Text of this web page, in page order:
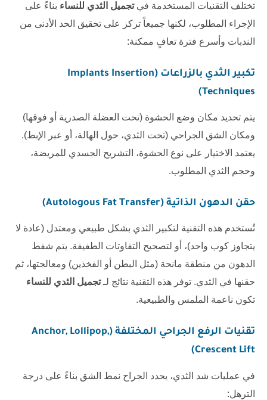
تختلف التقنيات المستخدمة فيتجميل الثدي للنساء بناءً على
الإجراء المطلوب، لكنها جميعاً تركز على تحقيق الحد الأدنى من
الندبات وأسرع فترة تعافٍ ممكنة:
تكبير الثدي بالزراعات (Implants Insertion
Techniques)
يتم تحديد مكان وضع الحشوة (تحت العضلة الصدرية أو فوقها)
ومكان الشق الجراحي (تحت الثدي، حول الهالة، أو عبر الإبط).
يعتمد الاختيار على نوع الحشوة، التشريح الجسدي للمريضة،
وحجم الثدي المطلوب.
حقن الدهون الذاتية (Autologous Fat Transfer)
تُستخدم هذه التقنية لتكبير الثدي بشكل طبيعي ومعتدل (عادة لا
يتجاوز كوب واحد)، أو لتصحيح التفاوتات الطفيفة. يتم شفط
الدهون من منطقة مانحة (مثل البطن أو الفخذين) ومعالجتها، ثم
حقنها في الثدي. توفر هذه التقنية نتائج لـتجميل الثدي ‏للنساء
تكون ناعمة الملمس والطبيعية.
تقنيات الرفع الجراحي المختلفة (Anchor, Lollipop,
Crescent Lift)
في عمليات شد الثدي، يحدد الجراح نمط الشق بناءً على درجة
الترهل: